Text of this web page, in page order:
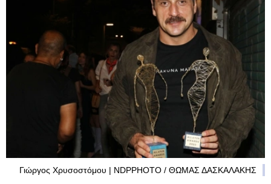
Γιώργος Χρυσοστόμου | NDPPHOTO / ΘΩΜΑΣ ΔΑΣΚΑΛΑΚΗΣ